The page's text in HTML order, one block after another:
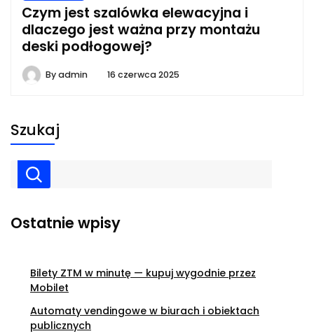
Czym jest szalówka elewacyjna i
dlaczego jest ważna przy montażu
deski podłogowej?
Byadmin 16 czerwca 2025
Szukaj
Ostatnie wpisy
Bilety ZTM w minutę — kupuj wygodnie przez
Mobilet
Automaty vendingowe w biurach i obiektach
publicznych